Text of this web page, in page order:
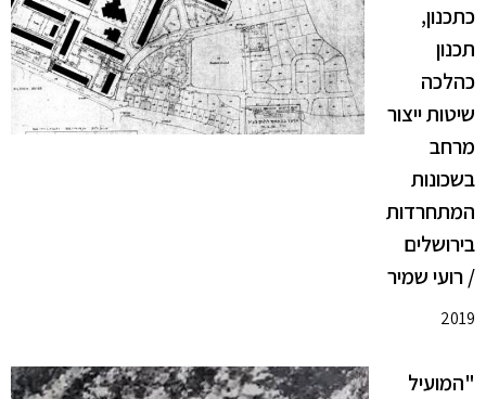
כתכנון,
תכנון
כהלכה
שיטות ייצור
מרחב
בשכונות
המתחרדות
בירושלים
/ רועי שמיר
2019
"המועיל